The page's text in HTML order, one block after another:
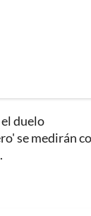
duelo
se medirán